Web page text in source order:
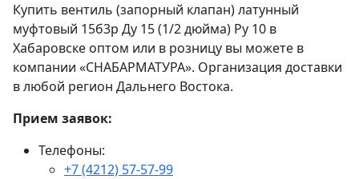
Купить вентиль (запорный клапан) латунный
муфтовый 15б3р Ду 15 (1/2 дюйма) Ру 10 в
Хабаровске оптом или в розницу вы можете в
компании «СНАБАРМАТУРА». Организация доставки
в любой регион Дальнего Востока.
Прием заявок:
Телефоны:
+7 (4212) 57-57-99